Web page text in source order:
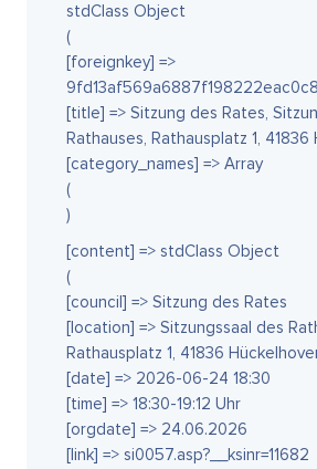
stdClass Object
(
[foreignkey] =>
[title] => Sitzung des Rates,
Rathauses, Rathausplatz 1, 41836
[category_names] => Array
(
)
[content] => stdClass Object
(
[council] => Sitzung des Rates
[location] => Sitzungssaal des
Rathausplatz 1, 41836
[date] => 2026-06-24 18:30
[time] => 18:30-19:12 Uhr
[orgdate] => 24.06.2026
[link] => si0057.asp?__ksinr=11682